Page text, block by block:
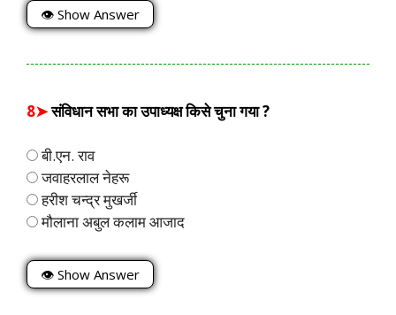
👁 Show Answer
8➤संविधान सभा का उपाध्यक्ष किसे चुना गया ?
बी.एन. राव
जवाहरलाल नेहरू
हरीश चन्द्र मुखर्जी
मौलाना अबुल कलाम आजाद
👁 Show Answer